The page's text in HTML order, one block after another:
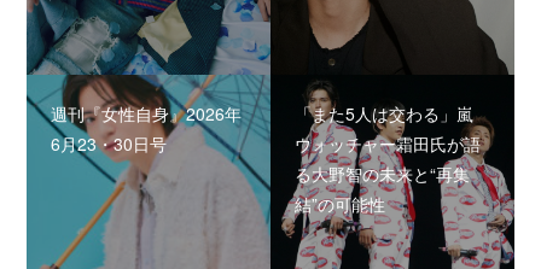
週刊『女性自身』2026年
6月23・30日号
「また5人は交わる」嵐
ウォッチャー霜田氏が語
る大野智の未来と“再集
結”の可能性